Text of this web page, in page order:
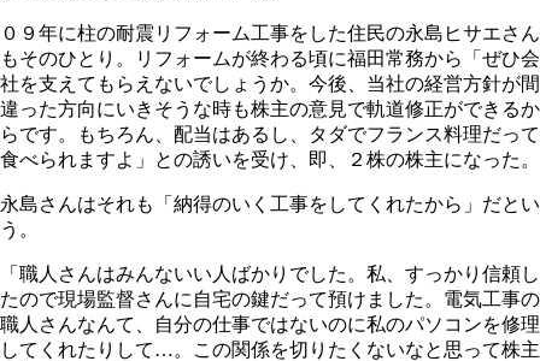
０９年に柱の耐震リフォーム工事をした住民の永島ヒサエさん
もそのひとり。リフォームが終わる頃に福田常務から「ぜひ会
社を支えてもらえないでしょうか。今後、当社の経営方針が間
違った方向にいきそうな時も株主の意見で軌道修正ができるか
らです。もちろん、配当はあるし、タダでフランス料理だって
食べられますよ」との誘いを受け、即、２株の株主になった。
永島さんはそれも「納得のいく工事をしてくれたから」だとい
う。
「職人さんはみんないい人ばかりでした。私、すっかり信頼し
たので現場監督さんに自宅の鍵だって預けました。電気工事の
職人さんなんて、自分の仕事ではないのに私のパソコンを修理
してくれたりして…。この関係を切りたくないなと思って株主